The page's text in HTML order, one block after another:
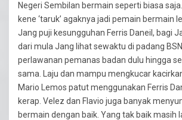
Negeri Sembilan bermain seperti biasa
kene ‘taruk’ agaknya jadi pemain bermain
Jang puji kesungguhan Ferris Daneil, bagi
dari mula Jang lihat sewaktu di padang
perlawanan pemanas badan dulu hingga
sama. Laju dan mampu mengkucar
Mario Lemos patut menggunakan Ferris
kerap. Velez dan Flavio juga banyak
bermain dengan baik. Yang tak baik masih